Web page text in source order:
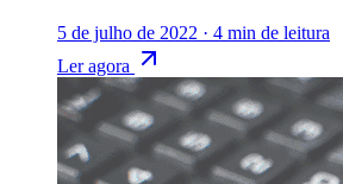
5 de julho de 2022 · 4 min de leitura
Ler agora